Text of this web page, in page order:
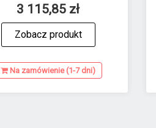
3 115,85 zł
Zobacz produkt
Na zamówienie (1-7 dni)